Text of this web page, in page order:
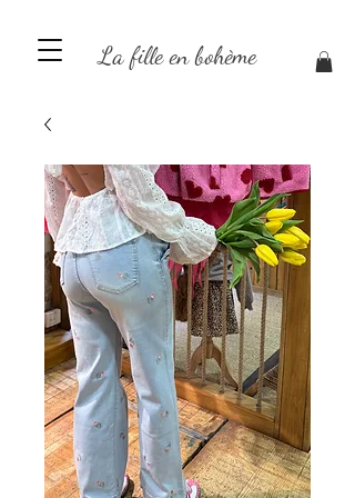
La fille en bohème